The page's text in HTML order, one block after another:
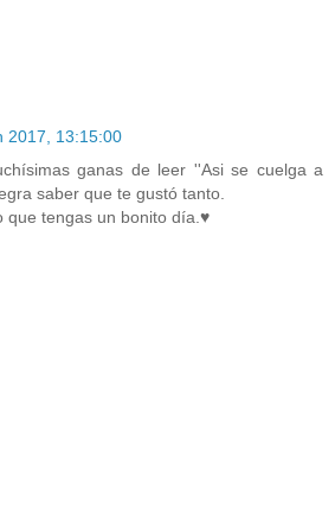
2017, 13:15:00
ganas de leer ''Asi se cuelga a
saber que te gustó tanto.
que tengas un bonito día.♥